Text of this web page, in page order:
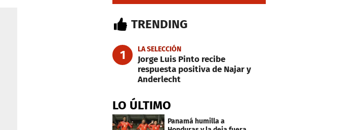
TRENDING
1 LA SELECCIÓN
Jorge Luis Pinto recibe
respuesta positiva de Najar y
Anderlecht
LO ÚLTIMO
Panamá humilla a